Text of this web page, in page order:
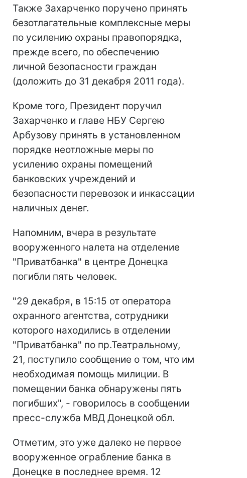
Также Захарченко поручено принять
безотлагательные комплексные меры
по усилению охраны правопорядка,
прежде всего, по обеспечению
личной безопасности граждан
(доложить до 31 декабря 2011 года).
Кроме того, Президент поручил
Захарченко и главе НБУ Сергею
Арбузову принять в установленном
порядке неотложные меры по
усилению охраны помещений
банковских учреждений и
безопасности перевозок и инкассации
наличных денег.
Напомним, вчера в результате
вооруженного налета на отделение
"Приватбанка" в центре Донецка
погибли пять человек.
"29 декабря, в 15:15 от оператора
охранного агентства, сотрудники
которого находились в отделении
"Приватбанка" по пр.Театральному,
21, поступило сообщение о том, что им
необходимая помощь милиции. В
помещении банка обнаружены пять
погибших", - говорилось в сообщении
пресс-служба МВД Донецкой обл.
Отметим, это уже далеко не первое
вооруженное ограбление банка в
Донецке в последнее время. 12